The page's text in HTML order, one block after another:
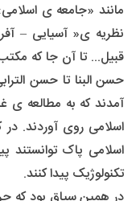
مانند «جامعه ی
نظریه ی« آسیایی –
قبیل... تا آن جا که
حسن البنا تا حسن
آمدند که به مطالعه ی
اسلامی روی آوردند.
اسلامی پاک توانستند
تکنولوژیک پیدا کنند.